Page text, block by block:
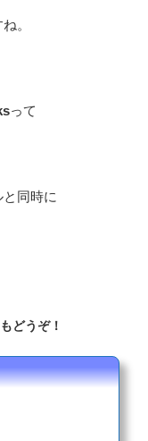
。
って
同時に
どうぞ！